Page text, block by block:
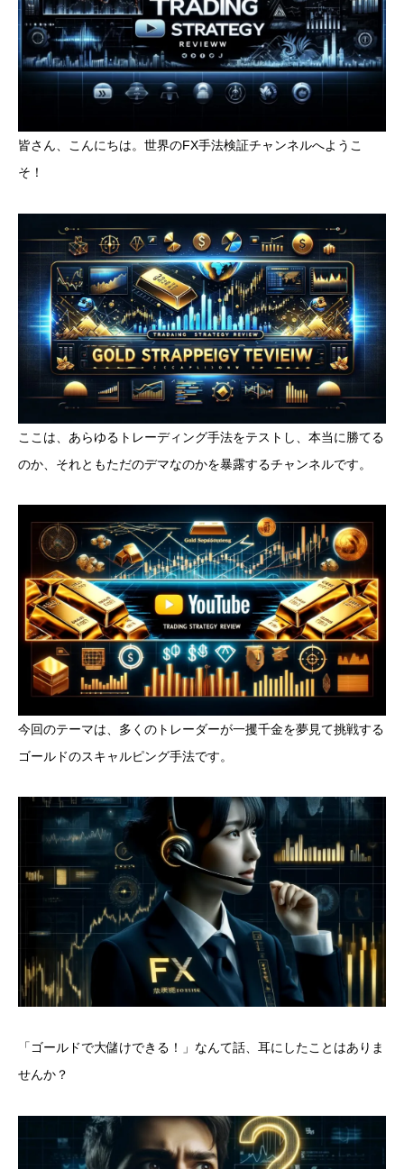
皆さん、こんにちは。世界のFX手法検証チャンネルへようこ
そ！
ここは、あらゆるトレーディング手法をテストし、本当に勝てる
のか、それともただのデマなのかを暴露するチャンネルです。
今回のテーマは、多くのトレーダーが一攫千金を夢見て挑戦する
ゴールドのスキャルピング手法です。
「ゴールドで大儲けできる！」なんて話、耳にしたことはありま
せんか？